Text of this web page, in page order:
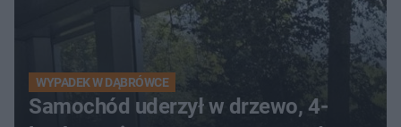
WYPADEK W DĄBRÓWCE
Samochód uderzył w drzewo, 4-